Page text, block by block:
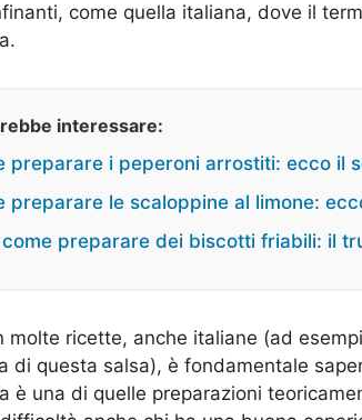
come quella italiana, dove il
interessare:
preparare i peperoni arrostiti: ecco il
preparare le scaloppine al limone:
come preparare dei biscotti friabili: il
molte ricette, anche italiane (ad
di questa salsa), è fondamentale
è una di quelle preparazioni